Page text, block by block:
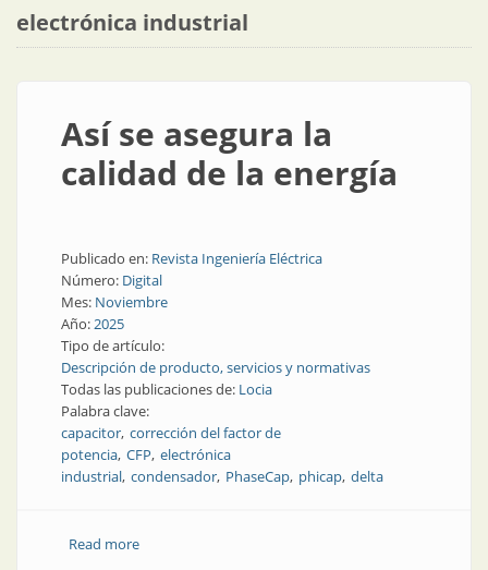
electrónica industrial
Así se asegura la
calidad de la energía
Publicado en: Revista Ingeniería Eléctrica
Número: Digital
Mes: Noviembre
Año:2025
Tipo de artículo:
Descripción de producto, servicios y normativas
Todas las publicaciones de: Locia
Palabra clave:
capacitor corrección del factor de
potencia CFP electrónica
industrial condensador PhaseCap phicap delta
Read moreabout Así se asegura la calidad de la energía